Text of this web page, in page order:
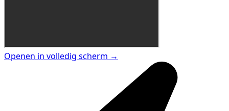
Openen in volledig scherm →